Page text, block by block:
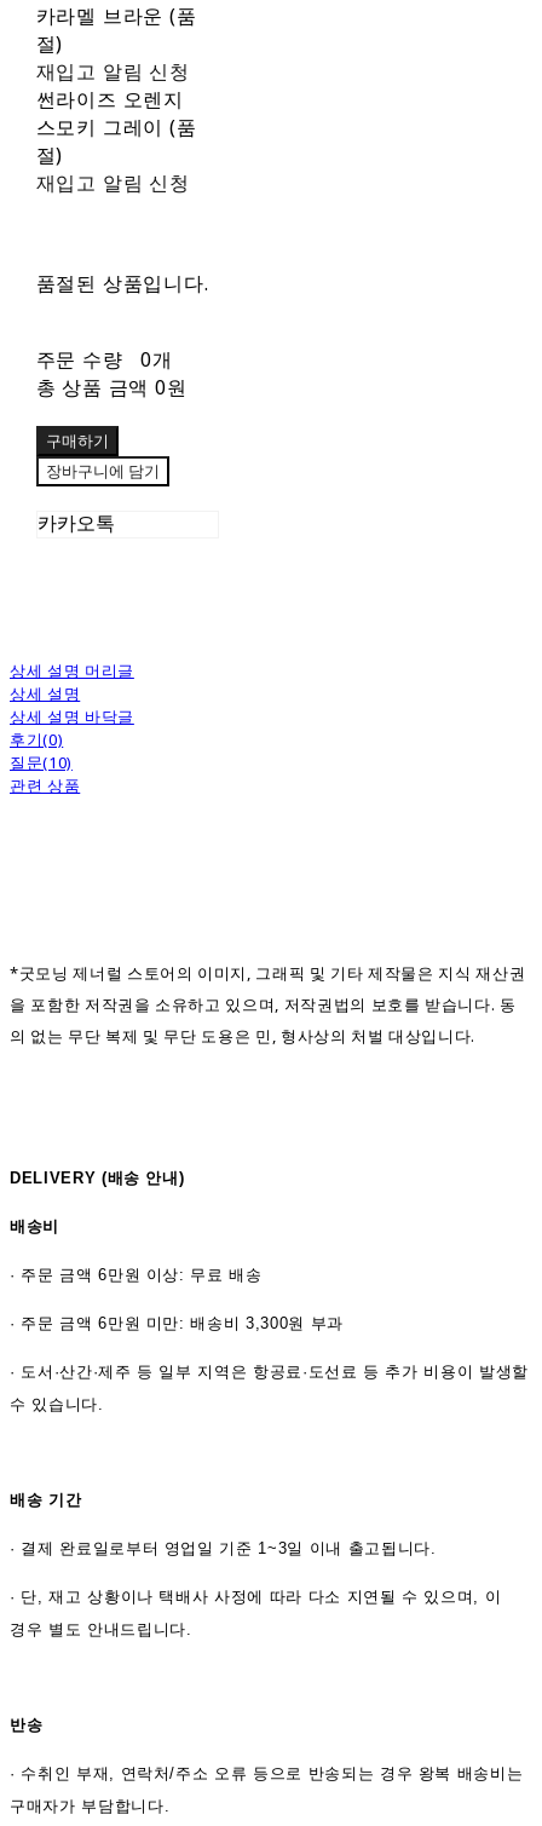
카라멜 브라운 (품
절)
재입고 알림 신청
썬라이즈 오렌지
스모키 그레이 (품
절)
재입고 알림 신청
품절된 상품입니다.
주문 수량
0개
총 상품 금액 0원
구매하기
장바구니에 담기
카카오톡
상세 설명 머리글
상세 설명
상세 설명 바닥글
후기(0)
질문(10)
관련 상품
*굿모닝 제너럴 스토어의 이미지, 그래픽 및 기타 제작물은 지식 재산권
을 포함한 저작권을 소유하고 있으며, 저작권법의 보호를 받습니다. 동
의 없는 무단 복제 및 무단 도용은 민, 형사상의 처벌 대상입니다.
DELIVERY (배송 안내)
배송비
· 주문 금액 6만원 이상: 무료 배송
· 주문 금액 6만원 미만: 배송비 3,300원 부과
· 도서·산간·제주 등 일부 지역은 항공료·도선료 등 추가 비용이 발생할
수 있습니다.
배송 기간
· 결제 완료일로부터 영업일 기준 1~3일 이내 출고됩니다.
· 단, 재고 상황이나 택배사 사정에 따라 다소 지연될 수 있으며, 이
경우 별도 안내드립니다.
반송
· 수취인 부재, 연락처/주소 오류 등으로 반송되는 경우 왕복 배송비는
구매자가 부담합니다.